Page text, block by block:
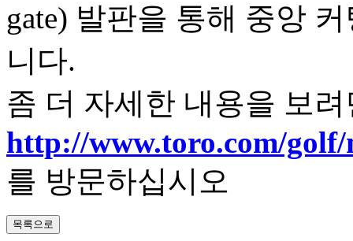
gate) 발판을 통해 중앙
니다.
좀 더 자세한 내용을 보려
http://www.toro.com/golf/
를 방문하십시오